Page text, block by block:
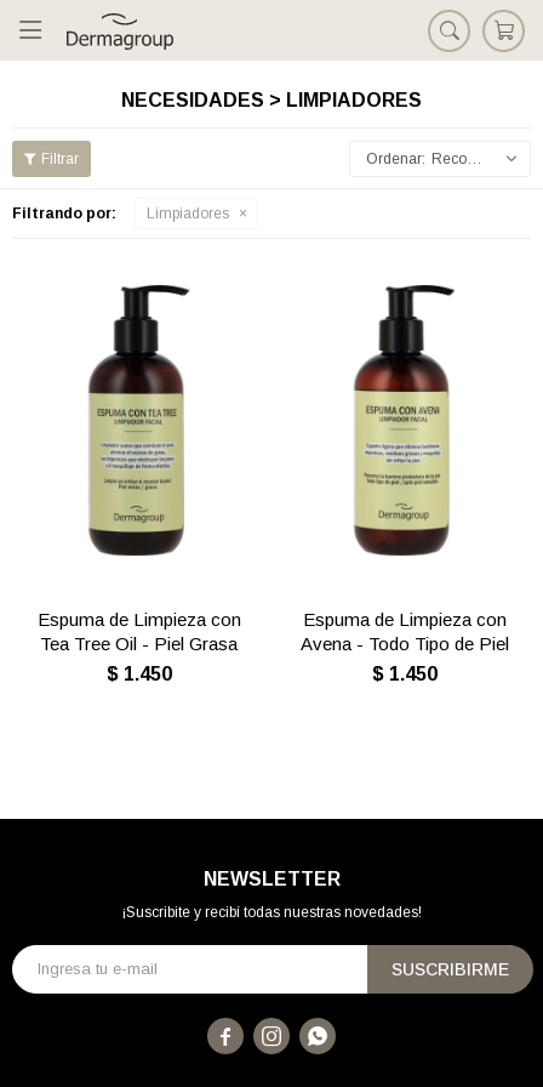

NECESIDADES > LIMPIADORES
Recomendados
Filtrando por: Limpiadores
Espuma de Limpieza con
Tea Tree Oil - Piel Grasa
$ 1.450
Espuma de Limpieza con
Avena - Todo Tipo de Piel
$ 1.450
NEWSLETTER
¡Suscribite y recibí todas nuestras novedades!
SUSCRIBIRME
  